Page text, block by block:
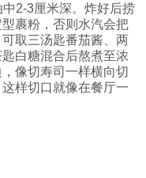
2-3厘米深。炸好后捞
裹粉，否则水汽会把
取三汤匙番茄酱、两
白糖混合后熬煮至浓
像切寿司一样横向切
样切口就像在餐厅一